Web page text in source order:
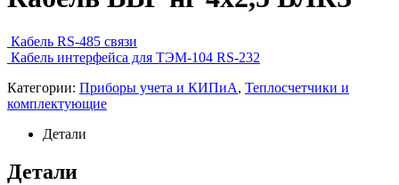
Кабель RS-485 связи
Кабель интерфейса для ТЭМ-104 RS-232
Категории: Приборы учета и КИПиА, Теплосчетчики и
комплектующие
Детали
Детали